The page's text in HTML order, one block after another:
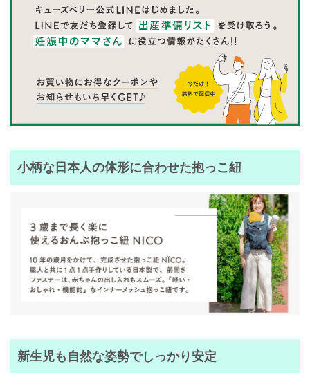
小柄な日本人の体形に合わせた抱っこ紐
新生児も自然な姿勢でしっかり安定